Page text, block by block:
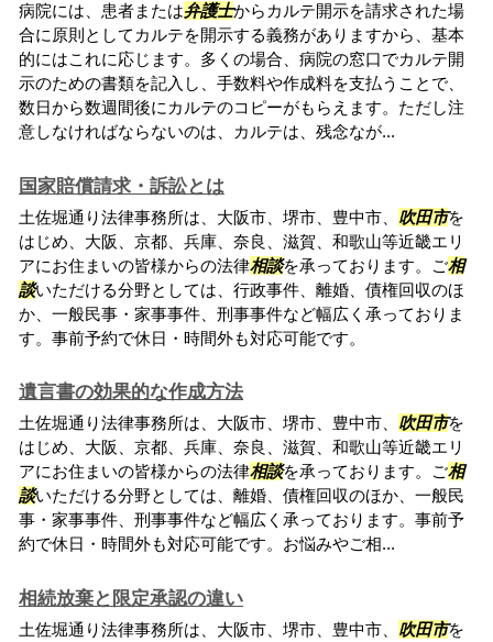
病院には、患者または弁護士からカルテ開示を請求された場
合に原則としてカルテを開示する義務がありますから、基本
的にはこれに応じます。多くの場合、病院の窓口でカルテ開
示のための書類を記入し、手数料や作成料を支払うことで、
数日から数週間後にカルテのコピーがもらえます。ただし注
意しなければならないのは、カルテは、残念なが...
国家賠償請求・訴訟とは
土佐堀通り法律事務所は、大阪市、堺市、豊中市、 吹田市を
はじめ、大阪、京都、兵庫、奈良、滋賀、和歌山等近畿エリ
アにお住まいの皆様からの法律相談を承っております。ご相
談いただける分野としては、行政事件、離婚、債権回収のほ
か、一般民事・家事事件、刑事事件など幅広く承っておりま
す。事前予約で休日・時間外も対応可能です。
遺言書の効果的な作成方法
土佐堀通り法律事務所は、大阪市、堺市、豊中市、 吹田市を
はじめ、大阪、京都、兵庫、奈良、滋賀、和歌山等近畿エリ
アにお住まいの皆様からの法律相談を承っております。ご相
談いただける分野としては、離婚、債権回収のほか、一般民
事・家事事件、刑事事件など幅広く承っております。事前予
約で休日・時間外も対応可能です。お悩みやご相...
相続放棄と限定承認の違い
土佐堀通り法律事務所は、大阪市、堺市、豊中市、 吹田市を